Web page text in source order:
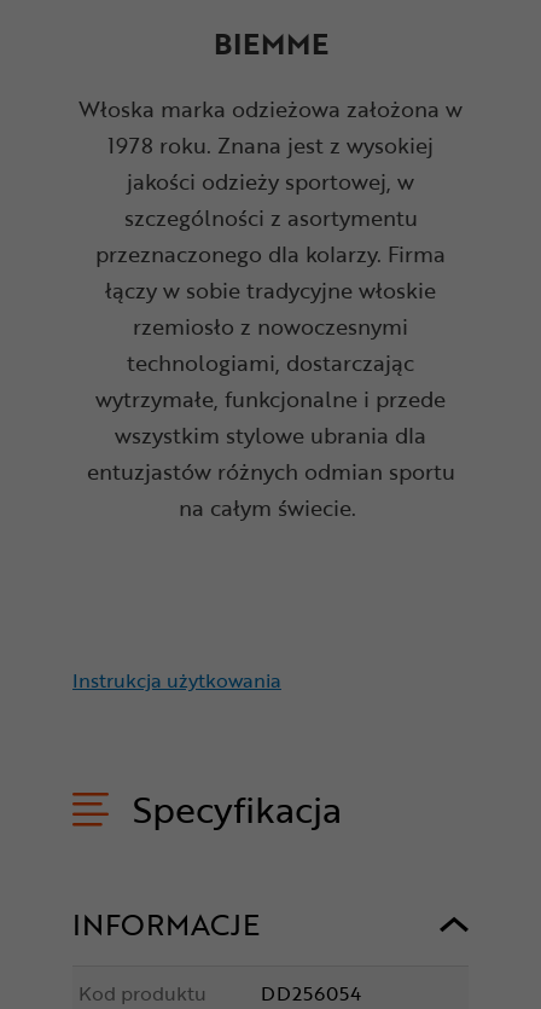
BIEMME
Włoska marka odzieżowa założona w
1978 roku. Znana jest z wysokiej
jakości odzieży sportowej, w
szczególności z asortymentu
przeznaczonego dla kolarzy. Firma
łączy w sobie tradycyjne włoskie
rzemiosło z nowoczesnymi
technologiami, dostarczając
wytrzymałe, funkcjonalne i przede
wszystkim stylowe ubrania dla
entuzjastów różnych odmian sportu
na całym świecie.
Instrukcja użytkowania
Specyfikacja
INFORMACJE
Kod produktu
DD256054